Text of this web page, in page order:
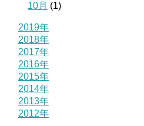
10月 (1)
2019年
2018年
2017年
2016年
2015年
2014年
2013年
2012年